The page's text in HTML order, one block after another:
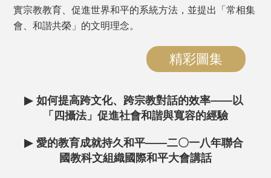
實宗教教育、促進世界和平的系統方法，並提出「常相集
會、和諧共榮」的文明理念。
精彩圖集
▶ 如何提高跨文化、跨宗教對話的效率——以
「四攝法」促進社會和諧與寬容的經驗
▶ 愛的教育成就持久和平——二〇一八年聯合
國教科文組織國際和平大會講話